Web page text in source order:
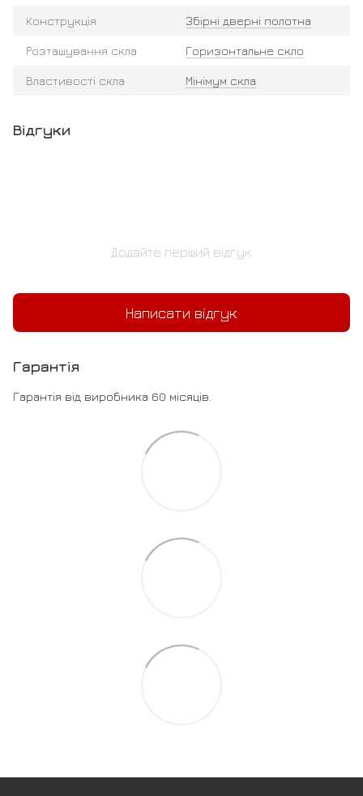
Конструкція Збірні дверні полотна
Розташування скла Горизонтальне скло
Властивості скла Мінімум скла
Відгуки
Додайте перший відгук
Написати відгук
Гарантія
Гарантія від виробника 60 місяців.